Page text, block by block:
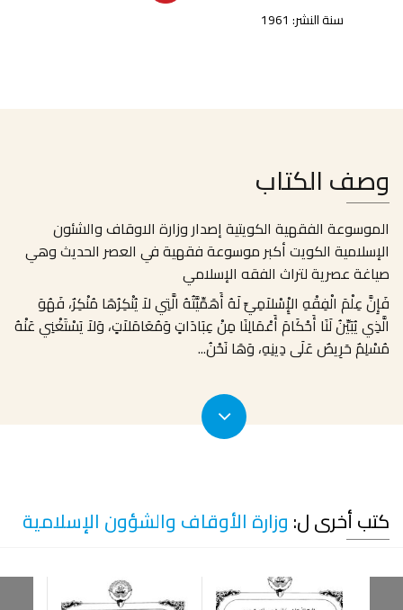
سنة النشر: 1961
وصف الكتاب
الموسوعة الفقهية الكويتية إصدار وزارة الاوقاف والشئون
الإسلامية الكويت أكبر موسوعة فقهية في العصر الحديث وهي
صياغة عصرية لتراث الفقه الإسلامي
فَإِنَّ عِلْمَ الْفِقْهِ الإِْسْلاَمِيِّ لَهُ أَهَمِّيَّتُهُ الَّتِي لاَ يُنْكِرُهَا مُنْكِرٌ، فَهُوَ
الَّذِي يُبَيِّنُ لَنَا أَحْكَامَ أَعْمَالِنَا مِنْ عِبَادَاتٍ وَمُعَامَلاَتٍ، وَلاَ يَسْتَغْنِي عَنْهُ
مُسْلِمٌ حَرِيصٌ عَلَى دِينِهِ، وَهَا نَحْنُ...
كتب أخرى ل: وزارة الأوقاف والشؤون الإسلامية